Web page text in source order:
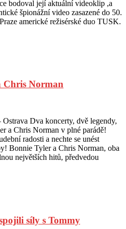
bodoval její aktuální videoklip ,a
špionážní video zasazené do 50.
americké režisérské duo TUSK.
Chris Norman
Dva koncerty, dvě legendy,
a Chris Norman v plné parádě!
radosti a nechte se unést
Bonnie Tyler a Chris Norman, oba
největších hitů, předvedou
síly s Tommy